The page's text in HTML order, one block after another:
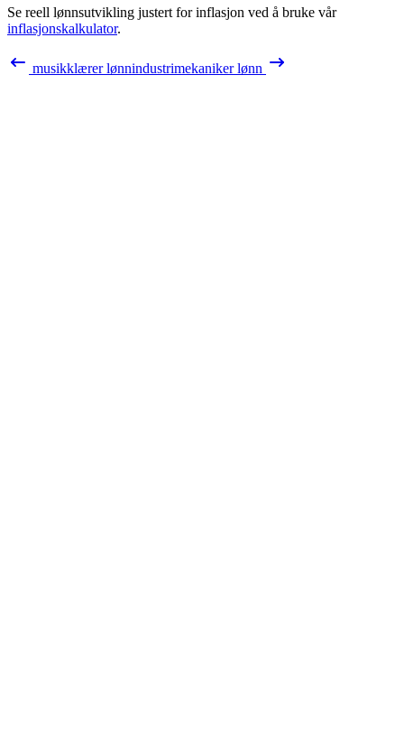
Se reell lønnsutvikling justert for inflasjon ved å bruke vår
inflasjonskalkulator.
musikklærerlønnindustrimekanikerlønn